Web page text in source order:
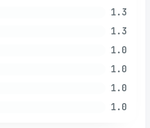
1.3
1.3
1.0
1.0
1.0
1.0